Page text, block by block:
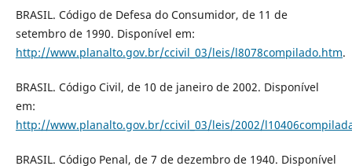
BRASIL. Código de Defesa do Consumidor, de 11 de
setembro de 1990. Disponível em:
http://www.planalto.gov.br/ccivil_03/leis/l8078compilado.htm.
BRASIL. Código Civil, de 10 de janeiro de 2002. Disponível
em:
http://www.planalto.gov.br/ccivil_03/leis/2002/
BRASIL. Código Penal, de 7 de dezembro de 1940. Disponível